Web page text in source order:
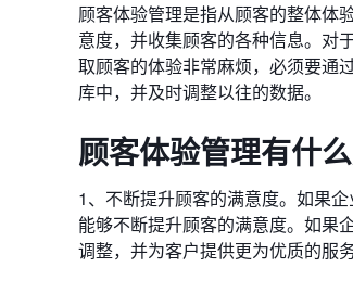
顾客体验管理是指从顾客的整体体
意度，并收集顾客的各种信息。对
取顾客的体验非常麻烦，必须要通
库中，并及时调整以往的数据。
顾客体验管理有什
1、不断提升顾客的满意度。如果
能够不断提升顾客的满意度。如果
调整，并为客户提供更为优质的服